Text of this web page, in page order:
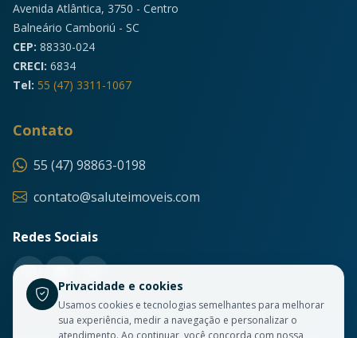
Avenida Atlântica, 3750 - Centro
Balneário Camboriú - SC
CEP: 88330-024
CRECI: 6834
Tel: 55 (47) 3311-1067
Contato
55 (47) 98863-0198
contato@saluteimoveis.com
Redes Sociais
Privacidade e cookies
Usamos cookies e tecnologias semelhantes para melhorar
sua experiência, medir a navegação e personalizar o
atendimento. Ao continuar, você concorda com nossa